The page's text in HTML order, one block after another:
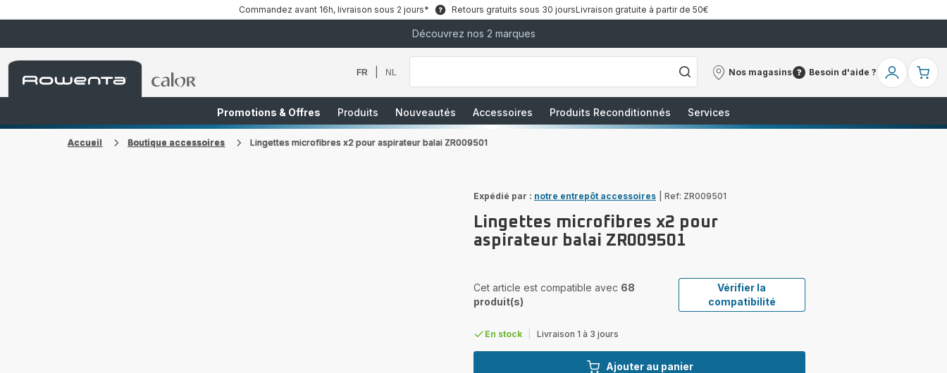
Commandez avant 16h, livraison sous 2 jours* Retours gratuits sous 30 joursLivraison gratuite à partir de 50€
Découvrez nos 2 marques
Accueil
Rowenta
Accueil
FR NL
Que
recherchez-
Nos magasins
Nos
Besoin d'aide ?
Besoin
Mon
Promotions & Offres
Produits Nouveautés Accessoires Produits Reconditionnés Services
Accueil Boutique accessoires Lingettes microfibres x2 pour aspirateur balai ZR009501
Expédié par : notre entrepôt accessoires Ref: ZR009501
Lingettes microfibres x2 pour
aspirateur balai ZR009501
Cet article est compatible avec 68
produit(s)
Vérifier la
compatibilité
En stock Livraison 1 à 3 jours
Ajouter au panier